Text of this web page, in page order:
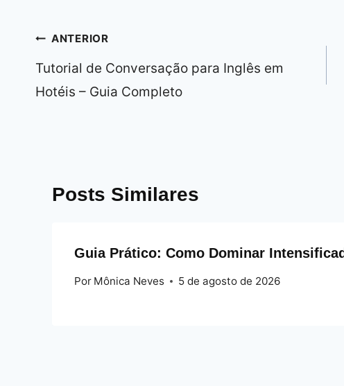
Navegação
de
Post
ANTERIOR
Tutorial de Conversação para Inglês em
Hotéis – Guia Completo
Posts Similares
Guia Prático: Como Dominar
Por Mônica Neves 5 de agosto de 2026